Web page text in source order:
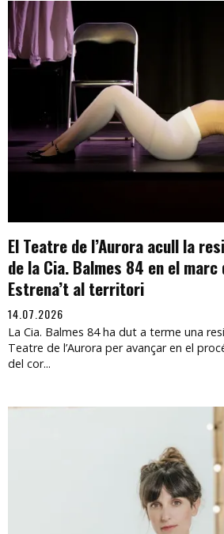
El Teatre de l’Aurora acull la
de la Cia. Balmes 84 en el
Estrena’t al territori
14.07.2026
La Cia. Balmes 84 ha dut a terme una
Teatre de l’Aurora per avançar en el
del cor...